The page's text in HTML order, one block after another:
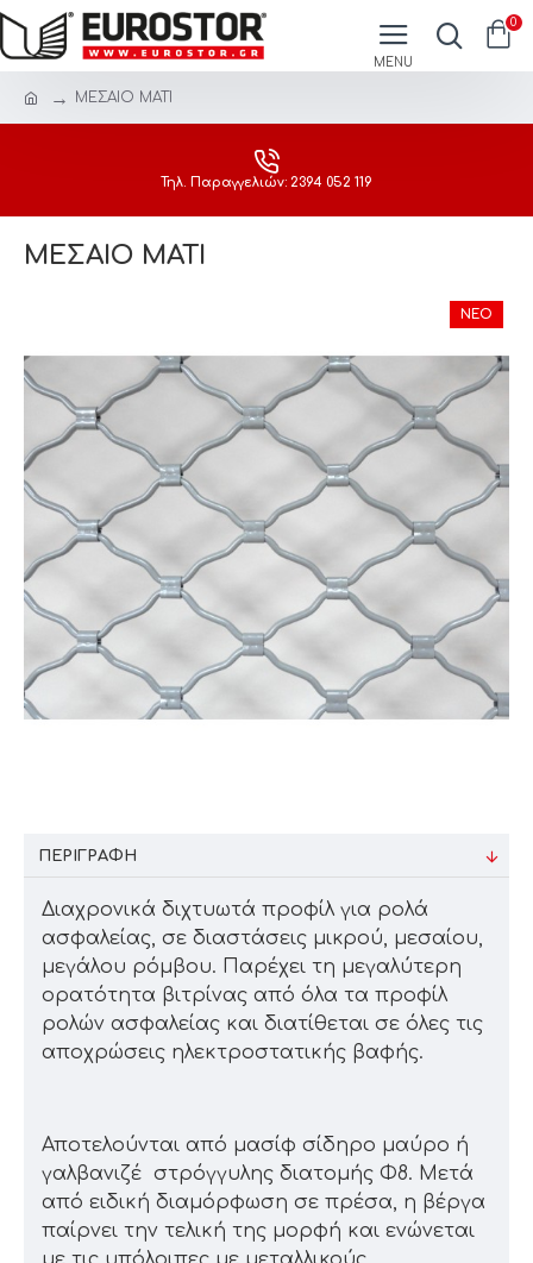
0
ΜΕΣΑΙΟ ΜΑΤΙ
Τηλ. Παραγγελιών: 2394 052 119
ΜΕΣΑΙΟ ΜΑΤΙ
ΝΈΟ
ΠΕΡΙΓΡΑΦΉ
Διαχρονικά διχτυωτά προφίλ για ρολά
ασφαλείας, σε διαστάσεις μικρού, μεσαίου,
μεγάλου ρόμβου. Παρέχει τη μεγαλύτερη
ορατότητα βιτρίνας από όλα τα προφίλ
ρολών ασφαλείας και διατίθεται σε όλες τις
αποχρώσεις ηλεκτροστατικής βαφής.
Αποτελούνται από μασίφ σίδηρο μαύρο ή
γαλβανιζέ στρόγγυλης διατομής Φ8. Μετά
από ειδική διαμόρφωση σε πρέσα, η βέργα
παίρνει την τελική της μορφή και ενώνεται